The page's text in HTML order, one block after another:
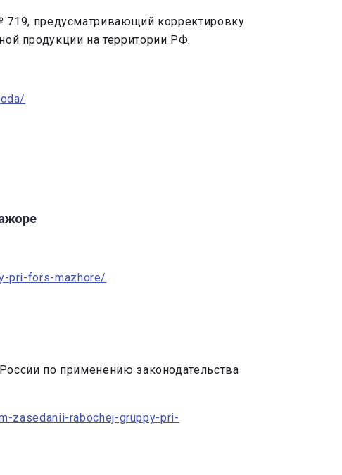
719, предусматривающий корректировку
продукции на территории РФ.
pri-fors-mazhore/
по применению законодательства
zasedanii-rabochej-gruppy-pri-